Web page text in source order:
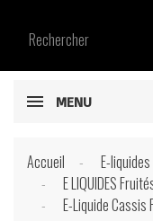
MENU
Accueil E-liquides
E LIQUIDES
E-Liquide